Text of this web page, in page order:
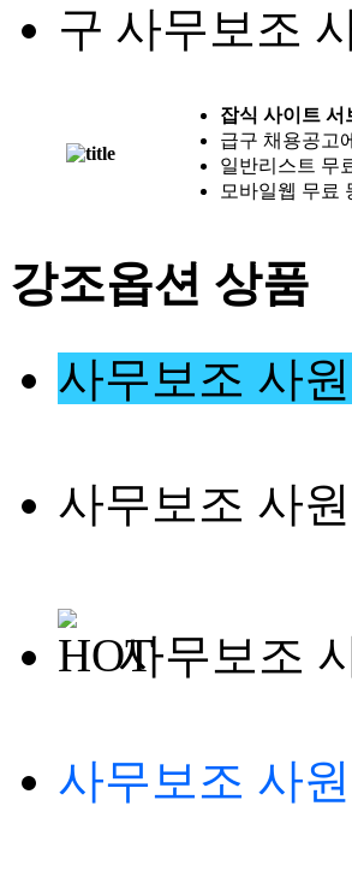
사무보조
잡식 사이트 서
급구 채용공고
일반리스트 무
모바일웹 무료
강조옵션 상품
사무보조 사
사무보조 사
사무보조
사무보조 사